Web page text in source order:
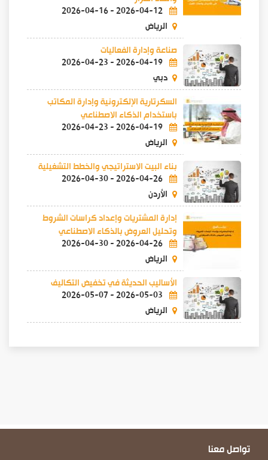
2026-04-12
-
2026-04-16
الرياض
صناعة وإدارة الفعاليات
2026-04-19
-
2026-04-23
دبي
السكرتارية الإلكترونية وإدارة المكاتب
باستخدام الذكاء الاصطناعي
2026-04-19
-
2026-04-23
الرياض
بناء البيت الاستراتيجي والخطط التشغيلية
2026-04-26
-
2026-04-30
الأردن
إدارة المشتريات وإعداد كراسات الشروط
وتحليل العروض بالذكاء الاصطناعي
2026-04-26
-
2026-04-30
الرياض
الأساليب الحديثة في تخفيض التكاليف
2026-05-03
-
2026-05-07
الرياض
تواصل معنا